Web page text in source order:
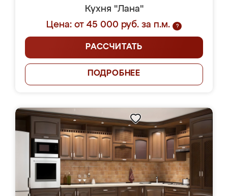
Кухня "Лана"
Цена: от 45 000 руб. за п.м.
?
РАССЧИТАТЬ
ПОДРОБНЕЕ